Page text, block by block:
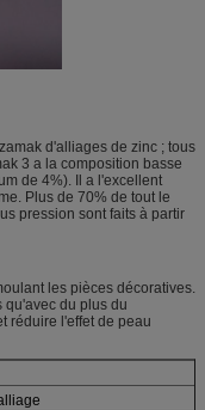
d'alliages de zinc ; tous
3 a la composition basse
de 4%). Il a l'excellent
Plus de 70% de tout le
pression sont faits à partir
les pièces décoratives.
qu'avec du plus du
réduire l'effet de peau